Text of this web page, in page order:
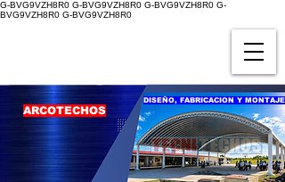
G-BVG9VZH8R0 G-BVG9VZH8R0 G-BVG9VZH8R0 G-
BVG9VZH8R0 G-BVG9VZH8R0
DISEÑO, FABRICACION Y MONTAJE
ARCOTECHOS